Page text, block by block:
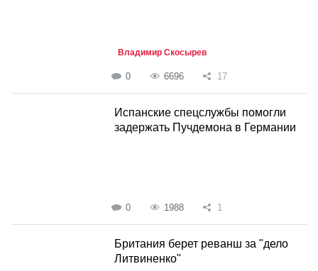
Владимир Скосырев
0 6696 17
Испанские спецслужбы помогли
задержать Пучдемона в Германии
0 1988 1
Британия берет реванш за "дело
Литвиненко"